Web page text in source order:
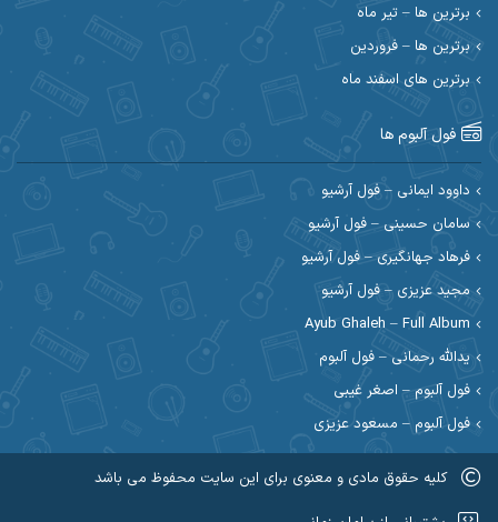
احسان رمضانی احسان علیانی
احسان کریمی احسان کمری
احسان مرادیان احمد اسلامی
احمد بیرانوند
احمد صحراییان
احمد نازدار احمد نوریان
احمدرضا امرایی
ارسلان منصوری ارسی بند
اسماعیل منتی
اشکان ابرناک اشکان فتحی
برترین ها – تیر ماه
برترین ها – فروردین
برترین های اسفند ماه
فول آلبوم ها
داوود ایمانی – فول آرشیو
سامان حسینی – فول آرشیو
فرهاد جهانگیری – فول آرشیو
مجید عزیزی – فول آرشیو
Ayub Ghaleh – Full Album
یدالله رحمانی – فول آلبوم
فول آلبوم – اصغر غیبی
فول آلبوم – مسعود عزیزی
کلیه حقوق مادی و معنوی برای این سایت محفوظ می باشد